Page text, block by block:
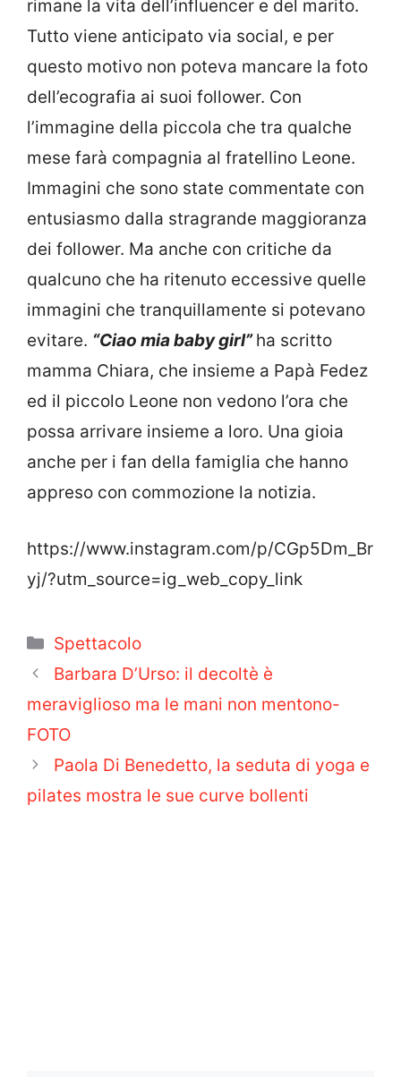
rimane la vita dell’influencer e del marito.
Tutto viene anticipato via social, e per
questo motivo non poteva mancare la foto
dell’ecografia ai suoi follower. Con
l’immagine della piccola che tra qualche
mese farà compagnia al fratellino Leone.
Immagini che sono state commentate con
entusiasmo dalla stragrande maggioranza
dei follower. Ma anche con critiche da
qualcuno che ha ritenuto eccessive quelle
immagini che tranquillamente si potevano
evitare. “Ciao mia baby girl” ha scritto
mamma Chiara, che insieme a Papà Fedez
ed il piccolo Leone non vedono l’ora che
possa arrivare insieme a loro. Una gioia
anche per i fan della famiglia che hanno
appreso con commozione la notizia.
https://www.instagram.com/p/CGp5Dm_Br
yj/?utm_source=ig_web_copy_link
Categorie
Spettacolo
Barbara D’Urso: il decoltè è
meraviglioso ma le mani non mentono-
FOTO
Paola Di Benedetto, la seduta di yoga e
pilates mostra le sue curve bollenti